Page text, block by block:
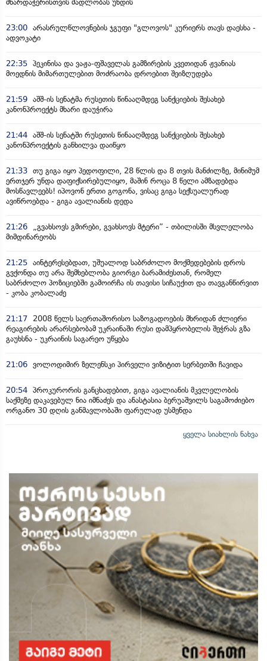
მხარდაჭერისთვის მადლობას უხდის
23:00 არასრულწლოვნების ჯგუფი "გლოვოს" კურიერს თავს დაესხა -
ადვოკატი
22:35 პეკინისა და ვაჟა-ფშაველას გამზირების კვეთიდან ჟვანიას
მოედნის მიმართულებით მოძრაობა დროებით შეიზღუდება
21:59 აშშ-ის სენატმა რუსეთის წინააღმდეგ სანქციების შესახებ
კანონპროექტს მხარი დაუჭირა
21:44 აშშ-ის სენატში რუსეთის წინააღმდეგ სანქციების შესახებ
კანონპროექტის განხილვა დაიწყო
21:33 თუ გიგა იყო პედოფილი, 28 წლის და 8 თვის მანძილზე, მინიმუმ
ერთჯერ უნდა დაფიქსირებულიყო, მაშინ როცა 8 წელი ამზადებდა
მოსწავლეებს! იპოვონ ერთი გოგონა, ვისაც გიგა სექსუალურად
ავიწროებდა - გიგა ავალიანის დედა
21:26
„გვახსოვს გმირები, გვახსოვს მტერი” - თბილისში მსვლელობა
მიმდინარეობს
21:25 აინტერესებდათ, უშუალოდ საბრძოლო მოქმედებების დროს
გვქონდა თუ არა შემხებლობა გიორგი ბარამიძესთან, რომელ
საბრძოლო პოზიციებში გამოირჩა ის თავისი სიჩაუქით და თავგანწირვით
- კობა კობალაძე
21:17
2008 წელს საერთაშორისო საზოგადოების მხრიდან ძლიერი
რეაგირების არარსებობამ უკრაინაში რუსი დამპყრობელის შეჭრას გზა
გაუხსნა - უკრაინის საგარეო უწყება
21:06 ვოლოდიმირ ზელენსკი პირველი ვიზიტით სერბეთში ჩავიდა
20:54 პროკურორის განცხადებით, გიგა ავალიანის მკვლელობის
საქმეზე დაკავებულ ნია იმნაძეს და ანასტასია ბერუაშვილს საგამოძიებო
ორგანო 30 დღის განმავლობაში ფარულად უსმენდა
ყველა სიახლის ნახვა